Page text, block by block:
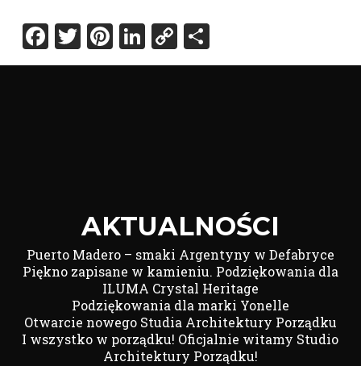
Facebook
Twitter
Pinterest
LinkedIn
Copy
Link
Share
AKTUALNOŚCI
Puerto Madero – smaki Argentyny w Defabryce
Piękno zapisane w kamieniu. Podziękowania dla
ILUMA Crystal Heritage
Podziękowania dla marki Yonelle
Otwarcie nowego Studia Architektury Porządku
I wszystko w porządku! Oficjalnie witamy Studio
Architektury Porządku!